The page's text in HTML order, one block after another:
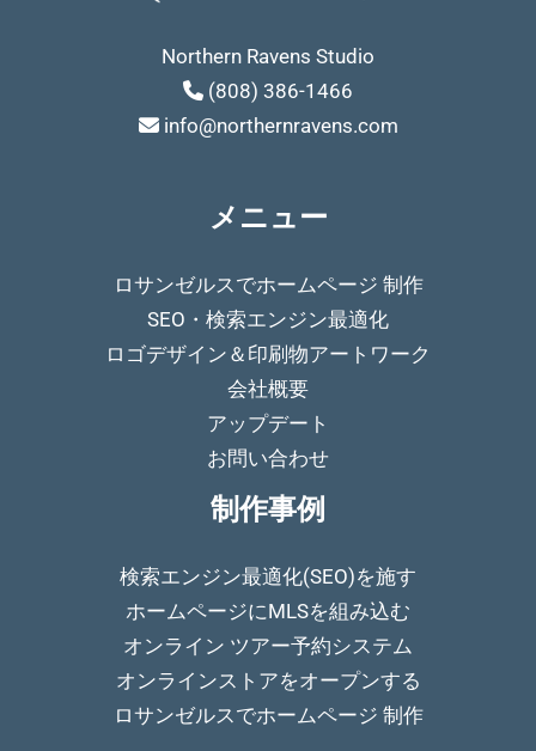
Northern Ravens Studio
(808) 386-1466
info@northernravens.com
メニュー
ロサンゼルスでホームページ 制作
SEO・検索エンジン最適化
ロゴデザイン＆印刷物アートワーク
会社概要
アップデート
お問い合わせ
制作事例
検索エンジン最適化(SEO)を施す
ホームページにMLSを組み込む
オンライン ツアー予約システム
オンラインストアをオープンする
ロサンゼルスでホームページ 制作